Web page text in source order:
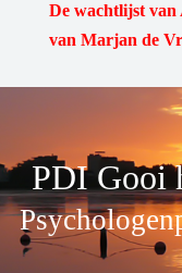
De wachtlijst van
van Marjan de
PDI Gooi